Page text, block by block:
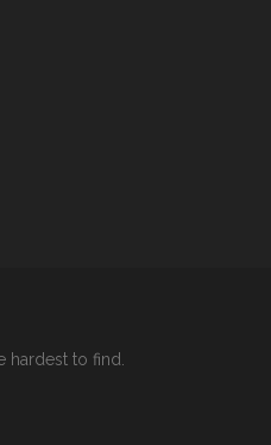
hardest to find.